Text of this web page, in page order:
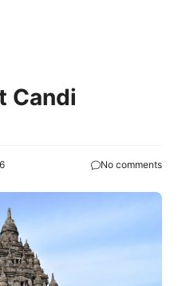
Candi
No comments